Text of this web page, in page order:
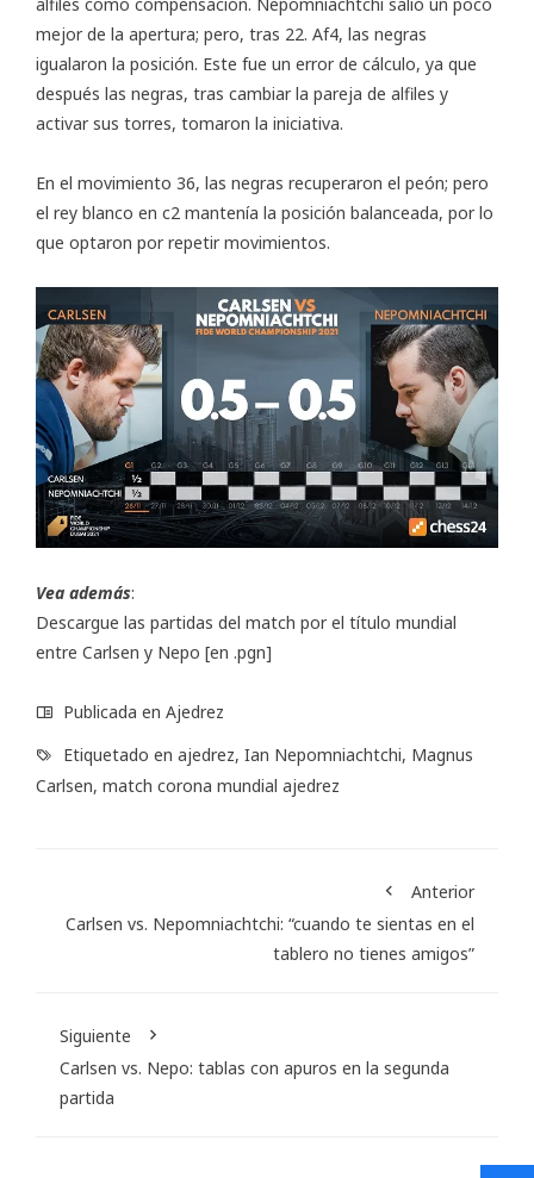
alfiles como compensación. Nepomniachtchi salió un poco
mejor de la apertura; pero, tras 22. Af4, las negras
igualaron la posición. Este fue un error de cálculo, ya que
después las negras, tras cambiar la pareja de alfiles y
activar sus torres, tomaron la iniciativa.
En el movimiento 36, las negras recuperaron el peón; pero
el rey blanco en c2 mantenía la posición balanceada, por lo
que optaron por repetir movimientos.
Vea además:
Descargue las partidas del match por el título mundial
entre Carlsen y Nepo [en .pgn]
Publicada en Ajedrez
Etiquetado en ajedrez, Ian Nepomniachtchi, Magnus
Carlsen, match corona mundial ajedrez
Anterior
Carlsen vs. Nepomniachtchi: “cuando te sientas en el
tablero no tienes amigos”
Siguiente
Carlsen vs. Nepo: tablas con apuros en la segunda
partida